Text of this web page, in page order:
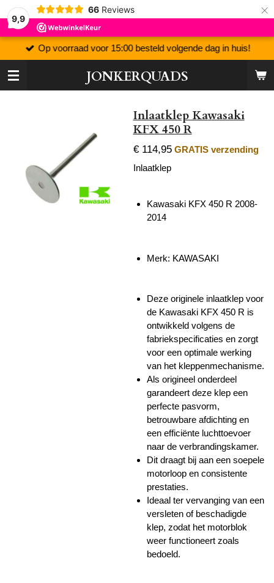
9,9
66 Reviews ×
JONKERQUADS
Op voorraad voor 15:00 besteld volgende dag in huis!
Inlaatklep Kawasaki
KFX 450 R
€ 114,95 GRATIS verzending
Inlaatklep
Kawasaki KFX 450 R 2008-
2014
Merk: KAWASAKI
Deze originele inlaatklep voor
de Kawasaki KFX 450 R is
ontwikkeld volgens de
fabriekspecificaties en zorgt
voor een optimale werking
van het kleppenmechanisme.
Als origineel onderdeel
garandeert deze klep een
perfecte pasvorm,
betrouwbare afdichting en
een efficiënte luchttoevoer
naar de verbrandingskamer.
Dit draagt bij aan een soepele
motorloop en consistente
prestaties.
Ideaal ter vervanging van een
versleten of beschadigde
klep, zodat het motorblok
weer functioneert zoals
bedoeld.